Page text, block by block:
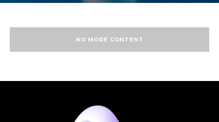
NO MORE CONTENT